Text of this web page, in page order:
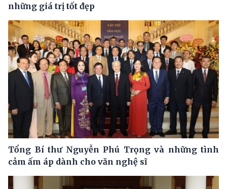
những giá trị tốt đẹp
Tổng Bí thư Nguyễn Phú Trọng và những tình
cảm ấm áp dành cho văn nghệ sĩ